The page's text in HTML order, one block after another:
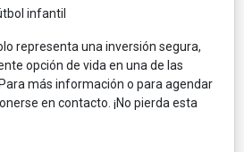
infantil
representa una inversión segura,
opción de vida en una de las
más información o para agendar
en contacto. ¡No pierda esta